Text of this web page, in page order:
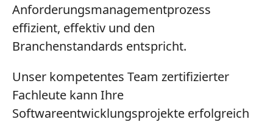
Anforderungsmanagementprozess
effizient, effektiv und den
Branchenstandards entspricht.
Unser kompetentes Team zertifizierter
Fachleute kann Ihre
Softwareentwicklungsprojekte erfolgreich